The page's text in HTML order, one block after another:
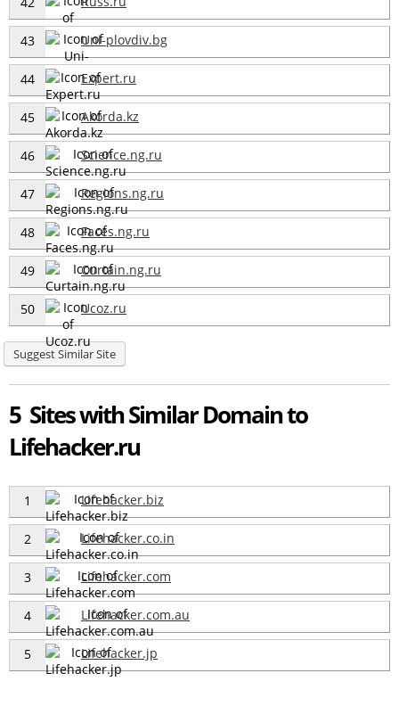
43 Uni-plovdiv.bg
44 Expert.ru
45 Akorda.kz
46 Science.ng.ru
47 Regions.ng.ru
48 Faces.ng.ru
49 Curtain.ng.ru
50 Ucoz.ru
Suggest Similar Site
5 Sites with Similar Domain to
Lifehacker.ru
1 Lifehacker.biz
2 Lifehacker.co.in
3 Lifehacker.com
4 Lifehacker.com.au
5 Lifehacker.jp